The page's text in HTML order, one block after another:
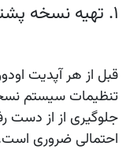
1. تهیه نسخه پشتیبان (Backup)
قبل از هر آپدیت
تنظیمات سیستم
جلوگیری از از دست
احتمالی ضروری